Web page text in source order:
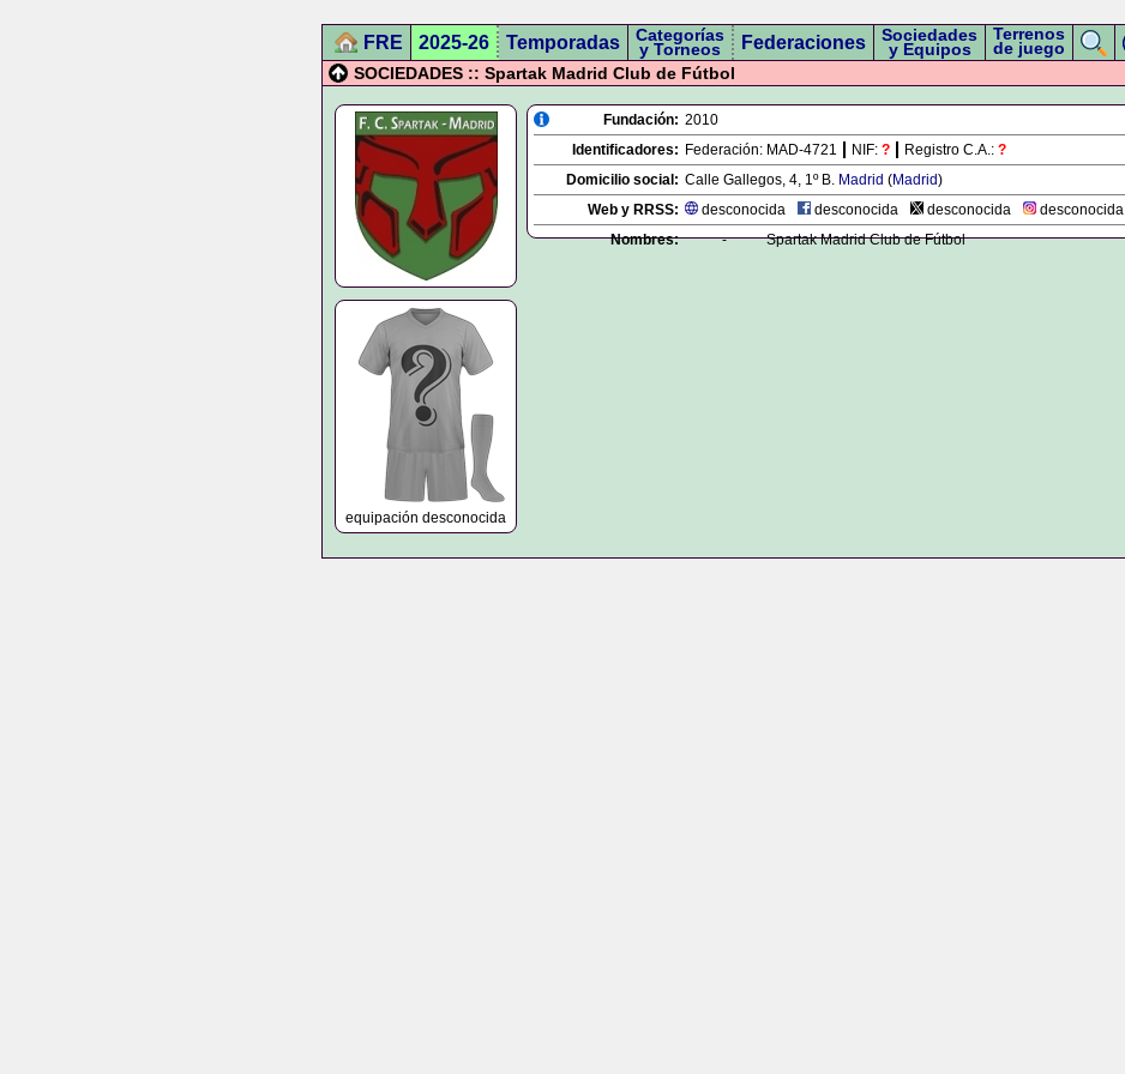
FRE 2025-26 Temporadas Categorías
y Torneos Federaciones Sociedades
y Equipos
Terrenos
de juego
SOCIEDADES :: Spartak Madrid Club de Fútbol
equipación desconocida
Fundación: 2010
Identificadores: Federación: MAD-4721 NIF: ? Registro C.A.: ?
Domicilio social: Calle Gallegos, 4, 1º B. Madrid (Madrid)
Web y RRSS:
desconocida desconocida desconocida
desconocida
Nombres:
- Spartak Madrid Club de Fútbol